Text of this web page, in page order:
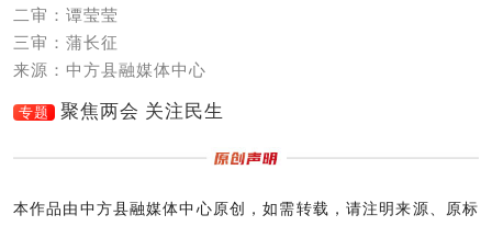
二审：谭莹莹
三审：蒲长征
来源：中方县融媒体中心
专题 聚焦两会 关注民生
本作品由中方县融媒体中心原创，如需转载，请注明来源、原标